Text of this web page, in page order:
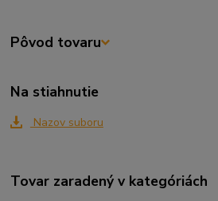
Pôvod tovaru
Na stiahnutie
Nazov suboru
Tovar zaradený v kategóriách